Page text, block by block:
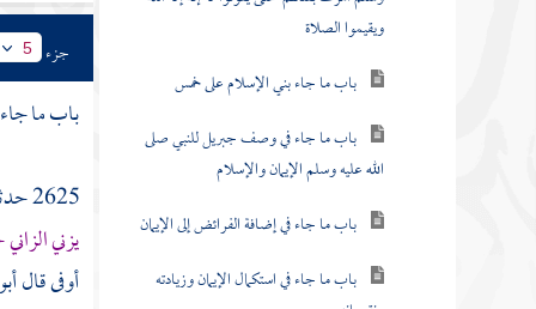
ويقيموا الصلاة
باب ما جاء بني الإسلام على خمس
باب ما جاء في وصف جبريل للنبي صلى
الله عليه وسلم الإيمان والإسلام
باب ما جاء في إضافة الفرائض إلى الإيمان
باب ما جاء في استكمال الإيمان وزيادته
جزء 5
باب ما
2625 حدثنا
يزني
أوفى قال